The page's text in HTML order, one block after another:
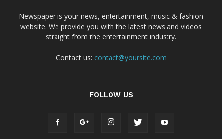
Newspaper is your news, entertainment, music & fashion
website. We provide you with the latest news and videos
straight from the entertainment industry.
Contact us: contact@yoursite.com
FOLLOW US